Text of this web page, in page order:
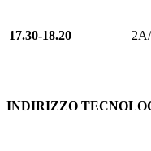
17.30-18.20
INDIRIZZO